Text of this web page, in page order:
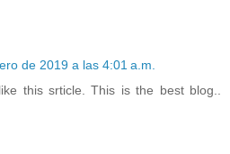
de 2019 a las 4:01 a.m.
this srticle. This is the best blog..